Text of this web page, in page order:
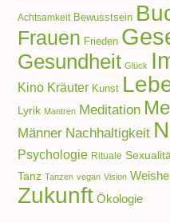
Achtsamkeit Bewusstsein
Frauen Frieden
Gesundheit Glück
Kino Kräuter Kunst
Lyrik Mantren Meditation
Männer Nachhaltigkeit
Psychologie Rituale
Tanz Tanzen vegan Vision
Zukunft Ökologie